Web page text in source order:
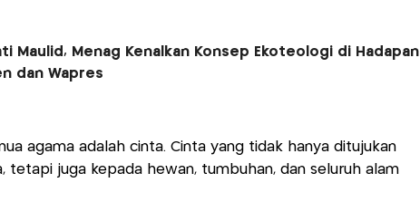
Maulid, Menag Kenalkan Konsep Ekoteologi di Hadapan
dan Wapres
agama adalah cinta. Cinta yang tidak hanya ditujukan
tetapi juga kepada hewan, tumbuhan, dan seluruh alam